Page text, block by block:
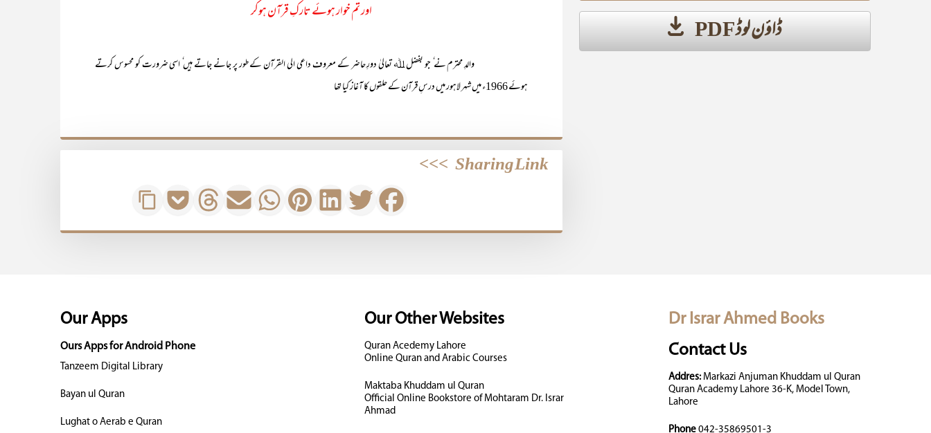
اور تم خوار ہوئے تارکِ قرآن ہوکر
والدِ محترم نے ٗ جو بفضل ﷲ تعالیٰ دورِ حاضر کے معروف داعی الی القرآن کے طور پر جانے جاتے ہیں ٗ اسی ضرورت کو محسوس کرتے
ہوئے 1966ء میں شہر لاہور میں درسِ قرآن کے حلقوں کا آغاز کیا تھا
Sharing Link
>>>
ڈاؤن لوڈ PDF
Dr Israr Ahmed Books
Contact Us
Addres:Markazi Anjuman Khuddam ul Quran
Quran Academy Lahore 36-K, Model Town,
Lahore
Phone 042-35869501-3
Our Other Websites
Quran Acedemy Lahore
Online Quran and Arabic Courses
Maktaba Khuddam ul Quran
Official Online Bookstore of Mohtaram Dr. Israr
Ahmad
Our Apps
Ours Apps for Android Phone
Tanzeem Digital Library
Bayan ul Quran
Lughat o Aerab e Quran